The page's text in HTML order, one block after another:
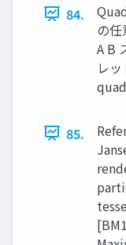
84.
の
A B
レ
85.